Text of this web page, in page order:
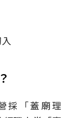
採「蓋廟理